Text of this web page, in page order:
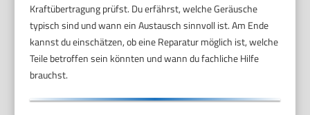
Kraftübertragung prüfst. Du erfährst, welche Geräusche
typisch sind und wann ein Austausch sinnvoll ist. Am Ende
kannst du einschätzen, ob eine Reparatur möglich ist, welche
Teile betroffen sein könnten und wann du fachliche Hilfe
brauchst.